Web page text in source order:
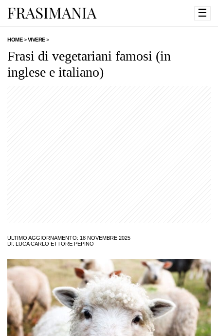
☰
HOME>VIVERE>
Frasi di vegetariani famosi (in
inglese e italiano)
ULTIMO AGGIORNAMENTO: 18 NOVEMBRE 2025
DI: LUCA CARLO ETTORE PEPINO